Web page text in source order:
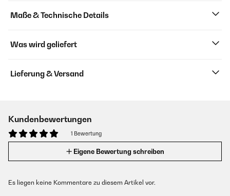
Maße & Technische Details
Was wird geliefert
Lieferung & Versand
Kundenbewertungen
1 Bewertung
Eigene Bewertung schreiben
Es liegen keine Kommentare zu diesem Artikel vor.